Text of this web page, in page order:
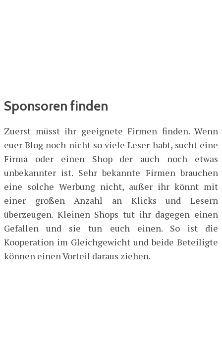
Sponsoren finden
Zuerst müsst ihr geeignete Firmen finden. Wenn
euer Blog noch nicht so viele Leser habt, sucht eine
Firma oder einen Shop der auch noch etwas
unbekannter ist. Sehr bekannte Firmen brauchen
eine solche Werbung nicht, außer ihr könnt mit
einer großen Anzahl an Klicks und Lesern
überzeugen. Kleinen Shops tut ihr dagegen einen
Gefallen und sie tun euch einen. So ist die
Kooperation im Gleichgewicht und beide Beteiligte
können einen Vorteil daraus ziehen.